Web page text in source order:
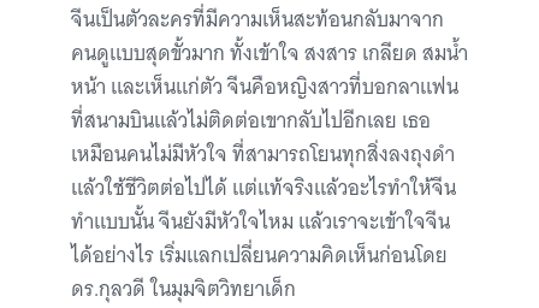
จีนเป็นตัวละครที่มีความเห็นสะท้อนกลับมาจาก
คนดูแบบสุดขั้วมาก ทั้งเข้าใจ สงสาร เกลียด สมน้ำ
หน้า และเห็นแก่ตัว จีนคือหญิงสาวที่บอกลาแฟน
ที่สนามบินแล้วไม่ติดต่อเขากลับไปอีกเลย เธอ
เหมือนคนไม่มีหัวใจ ที่สามารถโยนทุกสิ่งลงถุงดำ
แล้วใช้ชีวิตต่อไปได้ แต่แท้จริงแล้วอะไรทำให้จีน
ทำแบบนั้น จีนยังมีหัวใจไหม แล้วเราจะเข้าใจจีน
ได้อย่างไร เริ่มแลกเปลี่ยนความคิดเห็นก่อนโดย
ดร.กุลวดี ในมุมจิตวิทยาเด็ก